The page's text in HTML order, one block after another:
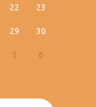
22 23
29 30
5 6